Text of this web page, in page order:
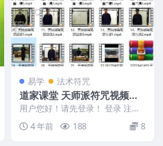
易学 法术符咒
道家课堂 天师派符咒视频课
22视频+8讲义
用户您好！请先登录！ 登录 注册
天师视频课 道家课堂 天师派符咒
视频课 22...
4 年前 188 8